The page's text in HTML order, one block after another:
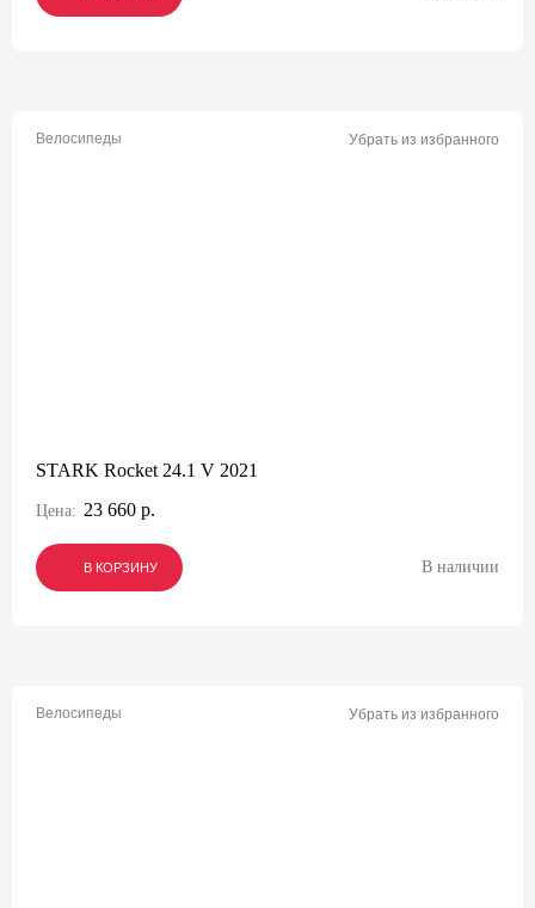
Велосипеды Убрать из избранного
STARK Rocket 24.1 V 2021
Цена: 23 660 р.
В КОРЗИНУ
В КОРЗИНУ
В КОРЗИНУ В наличии
Велосипеды Убрать из избранного